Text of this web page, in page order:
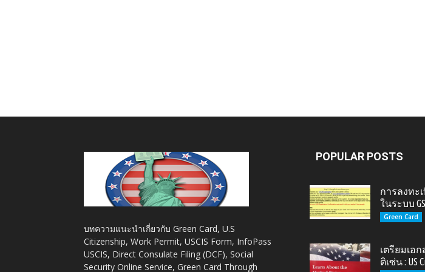
บทความแนะนำเกี่ยวกับ Green Card, U.S
Citizenship, Work Permit, USCIS Form, InfoPass
USCIS, Direct Consulate Filing (DCF), Social
Security Online Service, Green Card Through
POPULAR POSTS
การลงทะ
ในระบบ
Green Card
เตรียมเอ
ติเซ่น : US